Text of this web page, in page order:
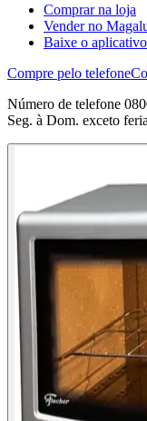
Comprar na loja
Vender no
Baixe o aplicativo
Compre pelo telefone
Número de telefone
Seg. à Dom. exceto